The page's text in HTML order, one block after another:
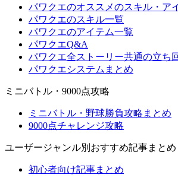
パワクエのオススメのスキル・ア
パワクエのスキル一覧
パワクエのアイテム一覧
パワクエQ&A
パワクエ全ストーリー共通の立ち
パワクエシステムまとめ
ミニバトル・9000点攻略
ミニバトル・野球勝負攻略まとめ
9000点チャレンジ攻略
ユーザージャンル別おすすめ記事まとめ
初心者向け記事まとめ